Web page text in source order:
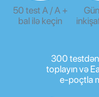
50 test A / A +
bal ilə keçin
300
toplayın və
e-poçtla